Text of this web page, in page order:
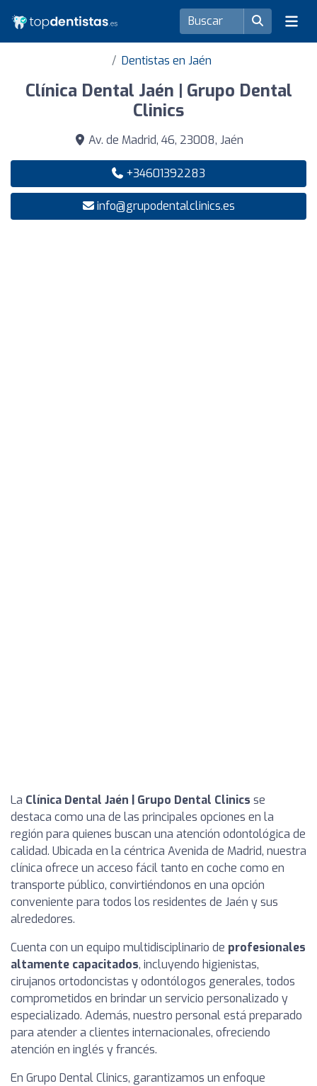
Dentistas en Jaén
Clínica Dental Jaén | Grupo Dental
Clinics
Av. de Madrid, 46, 23008, Jaén
+34601392283
info@grupodentalclinics.es
La Clínica Dental Jaén | Grupo Dental Clinics se
destaca como una de las principales opciones en la
región para quienes buscan una atención odontológica de
calidad. Ubicada en la céntrica Avenida de Madrid, nuestra
clínica ofrece un acceso fácil tanto en coche como en
transporte público, convirtiéndonos en una opción
conveniente para todos los residentes de Jaén y sus
alrededores.
Cuenta con un equipo multidisciplinario de profesionales
altamente capacitados, incluyendo higienistas,
cirujanos ortodoncistas y odontólogos generales, todos
comprometidos en brindar un servicio personalizado y
especializado. Además, nuestro personal está preparado
para atender a clientes internacionales, ofreciendo
atención en inglés y francés.
En Grupo Dental Clinics, garantizamos un enfoque